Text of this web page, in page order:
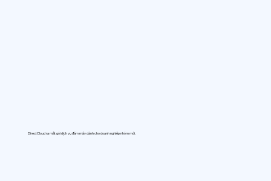
DirectCloud ra mắt gói dịch vụ đám mây dành cho doanh nghiệp nhóm mới.